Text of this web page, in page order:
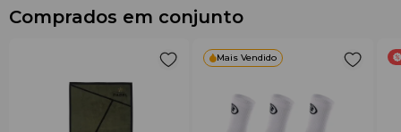
Comprados em conjunto
Mais Vendido